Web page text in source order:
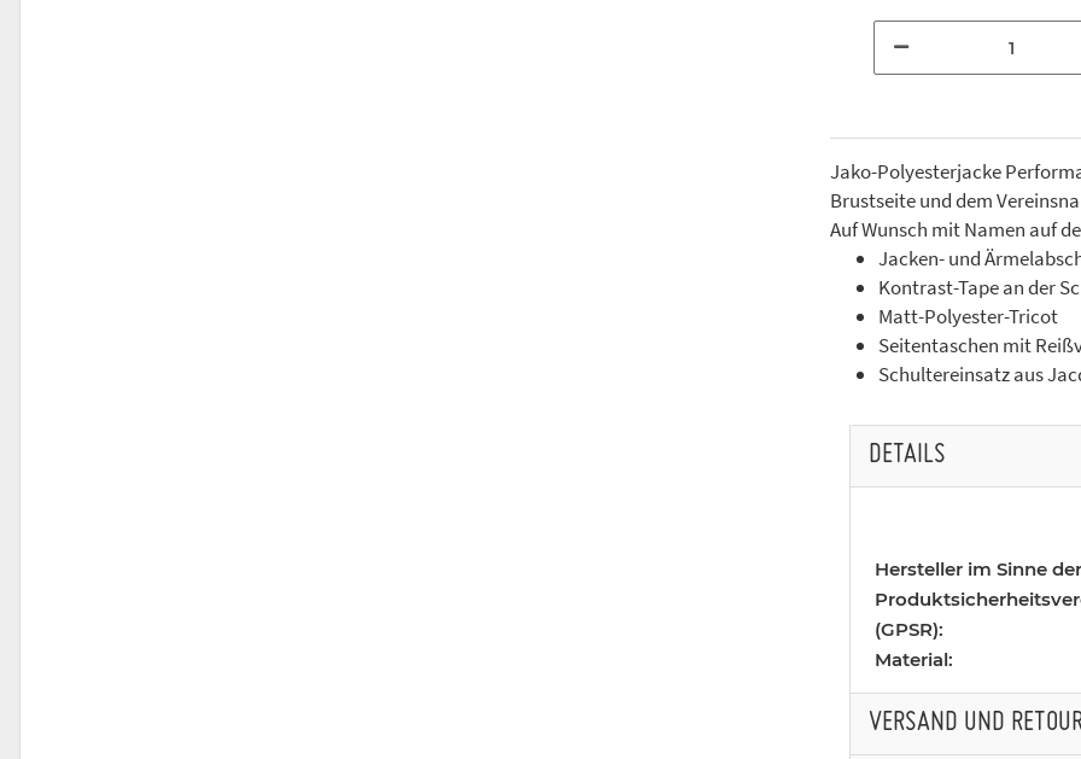
Jako-Polyesterjacke
Brustseite und dem
Auf Wunsch mit Namen auf
Jacken- und
Kontrast-Tape an der
Matt-Polyester-Tricot
Seitentaschen mit
Schultereinsatz aus
DETAILS
Hersteller im Sinne der
(GPSR):
Material:
VERSAND UND